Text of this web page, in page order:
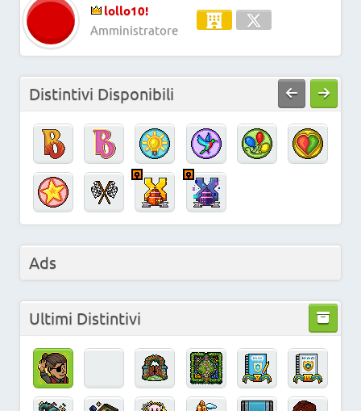
lollo10!
Amministratore
Distintivi Disponibili
Ads
Ultimi Distintivi